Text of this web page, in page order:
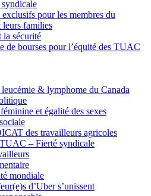
exclusifs pour les membres du
leurs families
la sécurité
de bourses pour l’équité des TUAC
leucémie & lymphome du Canada
et égalité des sexes
des travailleurs agricoles
– Fierté syndicale
mondiale
d’Uber s’unissent